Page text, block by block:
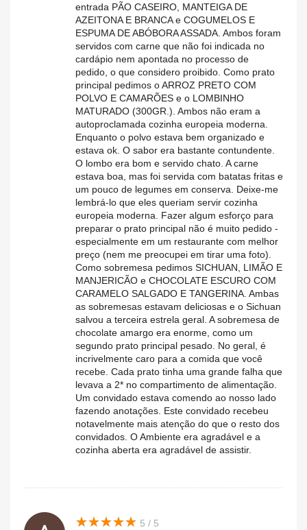
entrada PÃO CASEIRO, MANTEIGA DE
AZEITONA E BRANCA e COGUMELOS E
ESPUMA DE ABÓBORA ASSADA. Ambos foram
servidos com carne que não foi indicada no
cardápio nem apontada no processo de
pedido, o que considero proibido. Como prato
principal pedimos o ARROZ PRETO COM
POLVO E CAMARÕES e o LOMBINHO
MATURADO (300GR.). Ambos não eram a
autoproclamada cozinha europeia moderna.
Enquanto o polvo estava bem organizado e
estava ok. O sabor era bastante contundente.
O lombo era bom e servido chato. A carne
estava boa, mas foi servida com batatas fritas e
um pouco de legumes em conserva. Deixe-me
lembrá-lo que eles queriam servir cozinha
europeia moderna. Fazer algum esforço para
preparar o prato principal não é muito pedido -
especialmente em um restaurante com melhor
preço (nem me preocupei em tirar uma foto).
Como sobremesa pedimos SICHUAN, LIMÃO E
MANJERICÃO e CHOCOLATE ESCURO COM
CARAMELO SALGADO E TANGERINA. Ambas
as sobremesas estavam deliciosas e o Sichuan
salvou a terceira estrela geral. A sobremesa de
chocolate amargo era enorme, como um
segundo prato principal pesado. No geral, é
incrivelmente caro para a comida que você
recebe. Cada prato tinha uma grande falha que
levava a 2* no compartimento de alimentação.
Um convidado estava comendo ao nosso lado
fazendo anotações. Este convidado recebeu
notavelmente mais atenção do que o resto dos
convidados. O Ambiente era agradável e a
cozinha aberta era agradável de assistir.
★★★★★
★★★★★ 5 / 5